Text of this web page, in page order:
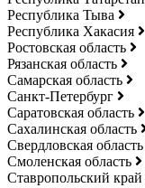
Республика Тыва
Республика Хакасия
Ростовская область
Рязанская область
Самарская область
Санкт-Петербург
Саратовская область
Сахалинская область
Свердловская область
Смоленская область
Ставропольский край